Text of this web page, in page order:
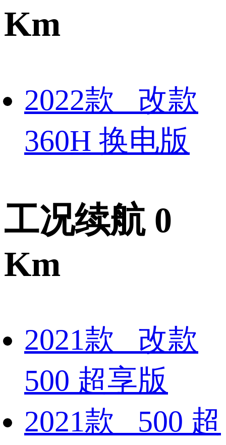
Km
2022款 改款
360H 换电版
工况续航 0
Km
2021款 改款
500 超享版
2021款 500 超